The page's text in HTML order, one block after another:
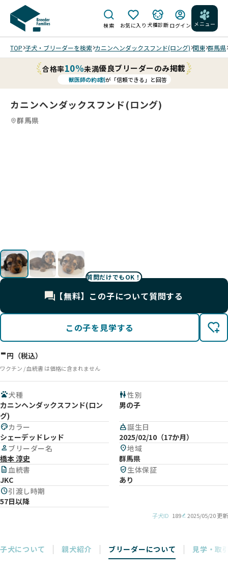
検索 お気に入り 犬種診断 ログイン メニュー
TOP 子犬・ブリーダーを検索 カニンヘンダックスフンド(ロング) 関東 群馬県
合格率10%未満優良ブリーダーのみ掲載
獣医師の約8割が「信頼できる」と回答
カニンヘンダックスフンド(ロング)
群馬県
質問だけでもOK！
【無料】この子について質問する
この子を見学する
-円（税込）
ワクチン / 血統書 は価格に含まれません
pets犬種
カニンヘンダックスフンド(ロン
グ)
wc性別
男の子
paletteカラー
シェーデッドレッド
cake誕生日
2025/02/10（17か月）
person ブリーダー名
橋本 淳史
location_on地域
群馬県
description血統書
JKC
verified_user生体保証
あり
schedule引渡し時期
57日以降
子犬ID 189 2025/05/20 更新
子犬について 親犬紹介 ブリーダーについて 見学・取